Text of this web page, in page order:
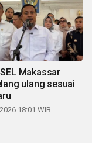
Makassar
ulang sesuai
18:01 WIB